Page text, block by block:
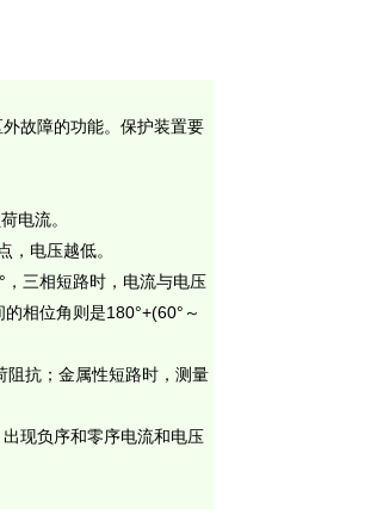
故障的功能。保护装置要
电流。
电压越低。
， 三相短路时，电流与电压
的相位角则是180°+(60° ～
阻抗；金属性短路时，测量
现负序和零序电流和电压